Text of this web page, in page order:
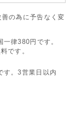
の為に予告なく変
律380円です。
です。
す。3営業日以内